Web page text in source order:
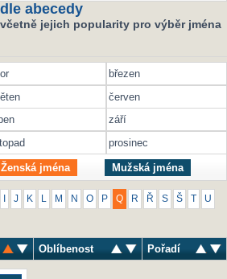
abecedy
jejich popularity pro výběr jména
březen
červen
září
prosinec
Ženská jména Mužská jména
J K M N O P Q R Ř S Š U
Oblíbenost Pořadí